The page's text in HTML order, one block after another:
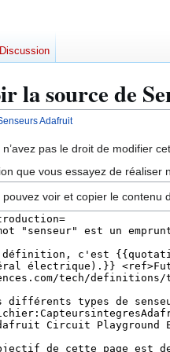
la source de
Adafruit
n’avez pas le droit de modifier
que vous essayez de réaliser
pouvez voir et copier le contenu
Discussion